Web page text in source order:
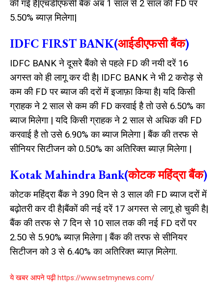
की गई है|एचडीएफसी बैंक अब 1 साल से 2 साल की FD पर
5.50% ब्याज़ मिलेगा|
IDFC FIRST BANK(आईडीएफसी बैंक)
IDFC BANK ने दूसरे बैंको से पहले FD की नयी दरें 16
अगस्त को ही लागू कर दी है| IDFC BANK ने भी 2 करोड़ से
कम की FD पर ब्याज की दरों में इजाफ़ा किया है| यदि किसी
ग्राहक ने 2 साल से कम की FD करवाई है तो उसे 6.50% का
ब्याज मिलेगा | यदि किसी ग्राहक ने 2 साल से अधिक की FD
करवाई है तो उसे 6.90% का ब्याज मिलेगा | बैंक की तरफ से
सीनियर सिटीजन को 0.50% का अतिरिक्त ब्याज़ मिलेगा |
Kotak Mahindra Bank(कोटक महिंद्रा बैंक)
कोटक महिंद्रा बैंक ने 390 दिन से 3 साल की FD ब्याज दरों में
बढ़ोतरी कर दी है|बैंकों की नई दरें 17 अगस्त से लागू हो चुकी है|
बैंक की तरफ से 7 दिन से 10 साल तक की नई FD दरों पर
2.50 से 5.90% ब्याज़ मिलेगा | बैंक की तरफ से सीनियर
सिटीजन को 3 से 6.40% का अतिरिक्त ब्याज़ मिलेगा.
ये खबर आपने पढ़ी https://www.setmynews.com/